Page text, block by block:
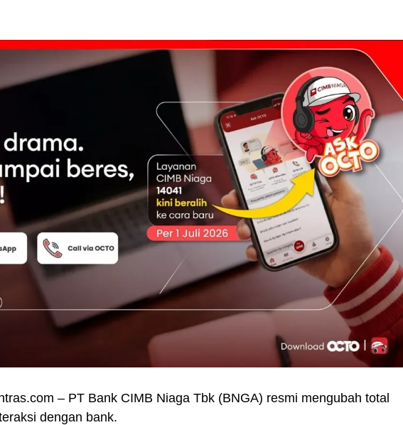
– PT Bank CIMB Niaga Tbk (BNGA) resmi mengubah total
dengan bank.